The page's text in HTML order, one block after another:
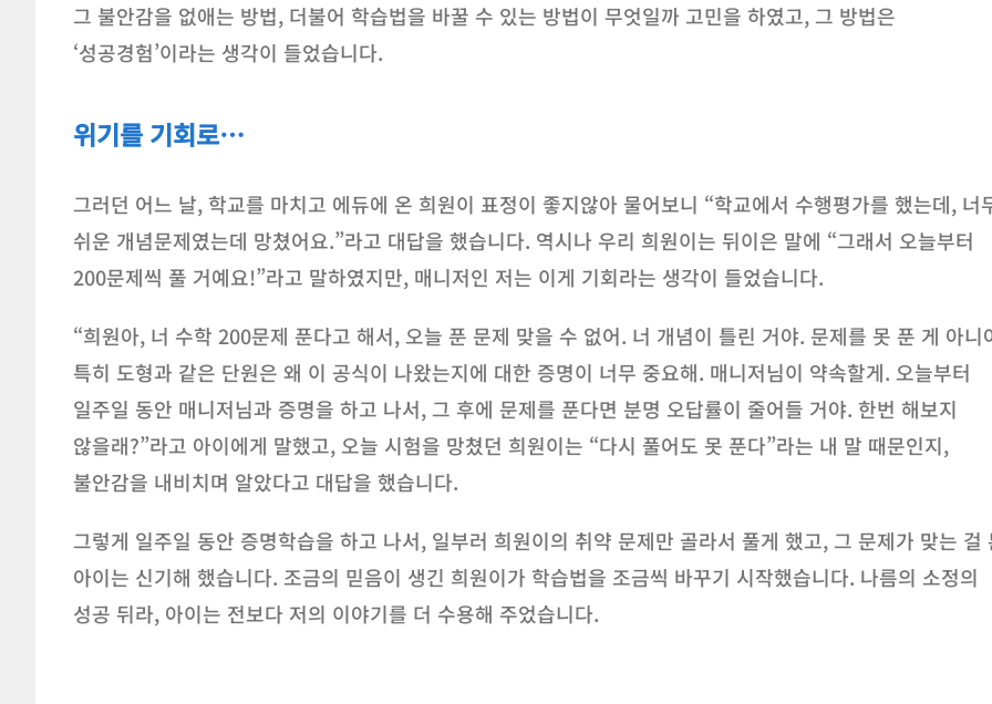
그 불안감을 없애는 방법, 더불어 학습법을 바꿀 수 있는 방법이 무엇일까 고민을 하였고, 그 방법은
‘성공경험’이라는 생각이 들었습니다.
위기를 기회로…
그러던 어느 날, 학교를 마치고 에듀에 온 희원이 표정이 좋지않아 물어보니 “학교에서 수행평가를 했는데, 너
쉬운 개념문제였는데 망쳤어요.”라고 대답을 했습니다. 역시나 우리 희원이는 뒤이은 말에 “그래서 오늘부터
200문제씩 풀 거예요!”라고 말하였지만, 매니저인 저는 이게 기회라는 생각이 들었습니다.
“희원아, 너 수학 200문제 푼다고 해서, 오늘 푼 문제 맞을 수 없어. 너 개념이 틀린 거야. 문제를 못 푼 게 아니
특히 도형과 같은 단원은 왜 이 공식이 나왔는지에 대한 증명이 너무 중요해. 매니저님이 약속할게. 오늘부터
일주일 동안 매니저님과 증명을 하고 나서, 그 후에 문제를 푼다면 분명 오답률이 줄어들 거야. 한번 해보지
않을래?”라고 아이에게 말했고, 오늘 시험을 망쳤던 희원이는 “다시 풀어도 못 푼다”라는 내 말 때문인지,
불안감을 내비치며 알았다고 대답을 했습니다.
그렇게 일주일 동안 증명학습을 하고 나서, 일부러 희원이의 취약 문제만 골라서 풀게 했고, 그 문제가 맞는 걸
아이는 신기해 했습니다. 조금의 믿음이 생긴 희원이가 학습법을 조금씩 바꾸기 시작했습니다. 나름의 소정의
성공 뒤라, 아이는 전보다 저의 이야기를 더 수용해 주었습니다.